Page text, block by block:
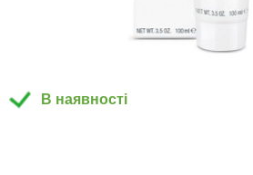
В наявності